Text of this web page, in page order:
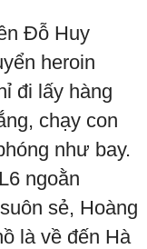
Đỗ Huy
heroin
đi lấy hàng
chạy con
như bay.
ngoằn
sẻ, Hoàng
là về đến Hà